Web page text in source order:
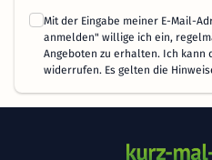
Mit der Eingabe meiner E-Mail-
anmelden" willige ich ein,
Angeboten zu erhalten. Ich kann
widerrufen. Es gelten die